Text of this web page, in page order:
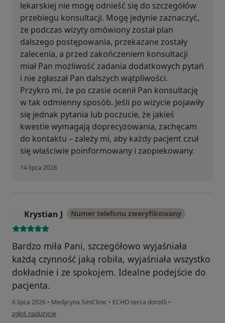
lekarskiej nie mogę odnieść się do szczegółów
przebiegu konsultacji. Mogę jedynie zaznaczyć,
że podczas wizyty omówiony został plan
dalszego postępowania, przekazane zostały
zalecenia, a przed zakończeniem konsultacji
miał Pan możliwość zadania dodatkowych pytań
i nie zgłaszał Pan dalszych wątpliwości.
Przykro mi, że po czasie ocenił Pan konsultację
w tak odmienny sposób. Jeśli po wizycie pojawiły
się jednak pytania lub poczucie, że jakieś
kwestie wymagają doprecyzowania, zachęcam
do kontaktu – zależy mi, aby każdy pacjent czuł
się właściwie poinformowany i zaopiekowany.
14 lipca 2026
Krystian J Numer telefonu zweryfikowany
Bardzo miła Pani, szczegółowo wyjaśniała
każdą czynność jaką robiła, wyjaśniała wszystko
dokładnie i ze spokojem. Idealne podejście do
pacjenta.
6 lipca 2026 • Medycyna SimClinic • ECHO serca dorośli •
w opinii użytkownika Krystian J
zgłoś nadużycie